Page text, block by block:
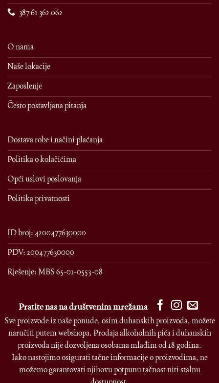
387 61 362 062
O nama
Naše lokacije
Zaposlenje
Često postavljana pitanja
Dostava robe i načini plaćanja
Politika o kolačićima
Opći uslovi poslovanja
Politika privatnosti
ID broj: 4200477630000
PDV: 200477630000
Rješenje: MBS 65-01-0553-08
Pratite nas na društvenim mrežama
Sve proizvode iz naše ponude, osim duhanskih proizvoda, možete
naručiti putem webshopa. Prodaja alkoholnih pića i duhanskih
proizvoda nije dozvoljena osobama mlađim od 18 godina.
Iako nastojimo osigurati tačne informacije o proizvodima, ne
možemo garantovati njihovu potpunu tačnost niti stalnu